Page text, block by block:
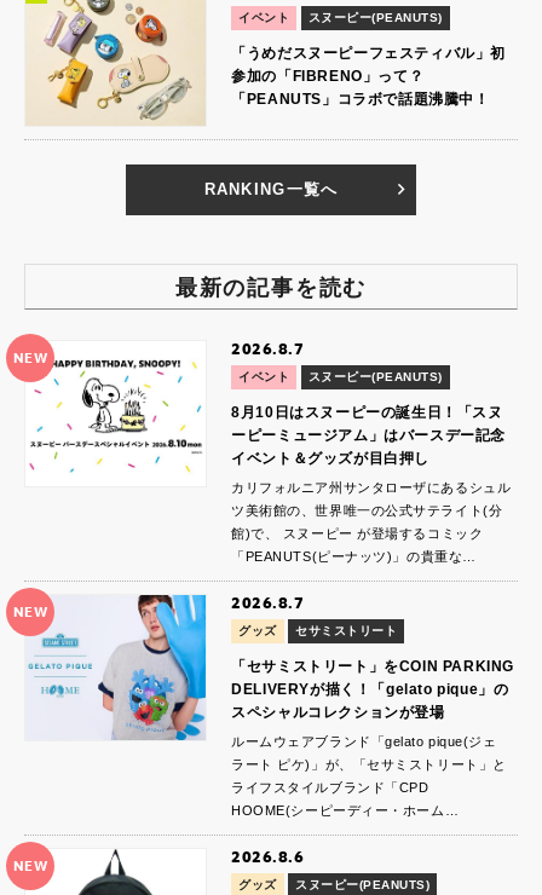
イベント スヌーピー(PEANUTS)
「うめだスヌーピーフェスティバル」初
参加の「FIBRENO」って？
「PEANUTS」コラボで話題沸騰中！
RANKING一覧へ
最新の記事を読む
NEW 2026.8.7
イベント スヌーピー(PEANUTS)
8月10日はスヌーピーの誕生日！「スヌ
ーピーミュージアム」はバースデー記念
イベント＆グッズが目白押し
カリフォルニア州サンタローザにあるシュル
ツ美術館の、世界唯一の公式サテライト(分
館)で、 スヌーピー が登場するコミック
「PEANUTS(ピーナッツ)」の貴重な…
NEW 2026.8.7
グッズ セサミストリート
「セサミストリート」をCOIN PARKING
DELIVERYが描く！「gelato pique」の
スペシャルコレクションが登場
ルームウェアブランド「gelato pique(ジェ
ラート ピケ)」が、「セサミストリート」と
ライフスタイルブランド「CPD
HOOME(シーピーディー・ホーム…
NEW 2026.8.6
グッズ スヌーピー(PEANUTS)